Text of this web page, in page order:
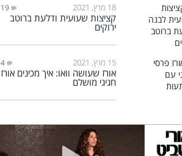
18 מרץ, 2021 19
קציצות שעועית ודלעת ברוטב
ירוקים
15 מרץ, 2021 4
אורז שעושה וואו: איך מכינים אורז
חגיגי מושלם